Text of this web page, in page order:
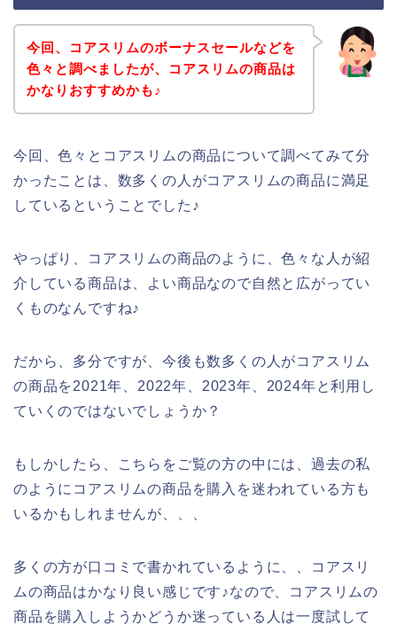
今回、コアスリムのボーナスセールなどを
色々と調べましたが、コアスリムの商品は
かなりおすすめかも♪
今回、色々とコアスリムの商品について調べてみて分
かったことは、数多くの人がコアスリムの商品に満足
しているということでした♪
やっぱり、コアスリムの商品のように、色々な人が紹
介している商品は、よい商品なので自然と広がってい
くものなんですね♪
だから、多分ですが、今後も数多くの人がコアスリム
の商品を2021年、2022年、2023年、2024年と利用し
ていくのではないでしょうか？
もしかしたら、こちらをご覧の方の中には、過去の私
のようにコアスリムの商品を購入を迷われている方も
いるかもしれませんが、、、
多くの方が口コミで書かれているように、、コアスリ
ムの商品はかなり良い感じです♪なので、コアスリムの
商品を購入しようかどうか迷っている人は一度試して